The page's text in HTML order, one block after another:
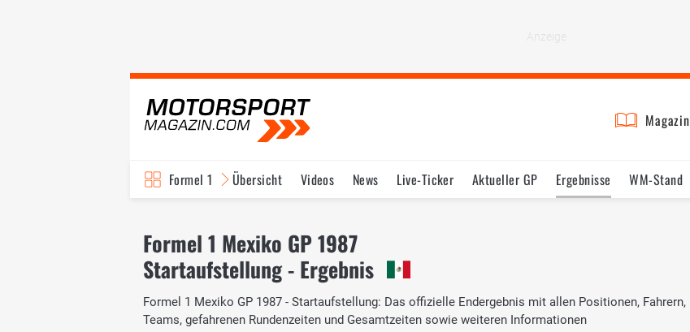
Magazin
Formel 1 Übersicht Videos News Live-Ticker Aktueller GP Ergebnisse WM-Stand
Formel 1 Mexiko GP 1987
Startaufstellung - Ergebnis
Formel 1 Mexiko GP 1987 - Startaufstellung: Das offizielle Endergebnis mit allen Positionen, Fahrern,
Teams, gefahrenen Rundenzeiten und Gesamtzeiten sowie weiteren Informationen